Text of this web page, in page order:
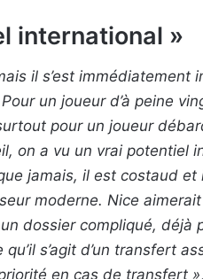
international »
il s’est immédiatement
un joueur d’à peine
pour un joueur
on a vu un vrai potentiel
jamais, il est costaud et
moderne. Nice
dossier compliqué, déjà
s’agit d’un transfert
en cas de transfert »